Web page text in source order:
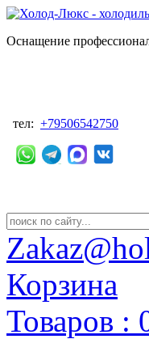
Оснащение
тел: +79506542750
Корзина
Товаров :